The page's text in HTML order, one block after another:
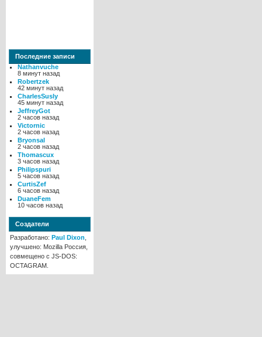
Последние записи
Nathanvuche
8 минут назад
Robertzek
42 минут назад
CharlesSusly
45 минут назад
JeffreyGot
2 часов назад
Victornic
2 часов назад
Bryonsal
2 часов назад
Thomascux
3 часов назад
Philipspuri
5 часов назад
CurtisZef
6 часов назад
DuaneFem
10 часов назад
Создатели
Разработано: Paul Dixon
улучшено: Mozilla Россия,
совмещено с JS-DOS:
OCTAGRAM.